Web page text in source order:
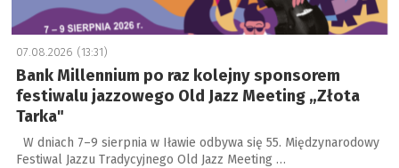
07.08.2026 (13:31)
Bank Millennium po raz kolejny sponsorem
festiwalu jazzowego Old Jazz Meeting „Złota
Tarka"
W dniach 7–9 sierpnia w Iławie odbywa się 55. Międzynarodowy
Festiwal Jazzu Tradycyjnego Old Jazz Meeting …